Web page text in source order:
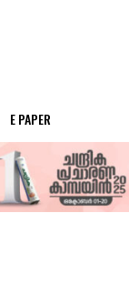
E PAPER